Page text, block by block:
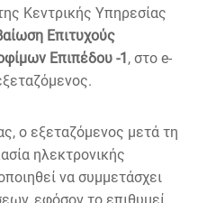
Κεντρικής Υπηρεσίας
Επιτυχούς
Επιπέδου -1 , στο e-
ο εξεταζόμενος μετά τη
ηλεκτρονικής
να συμμετάσχει